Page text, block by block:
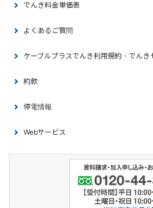
でんき料金単価表
よくあるご質問
ケーブルプラスでんき利用規約・でんき
約款
停電情報
Webサービス